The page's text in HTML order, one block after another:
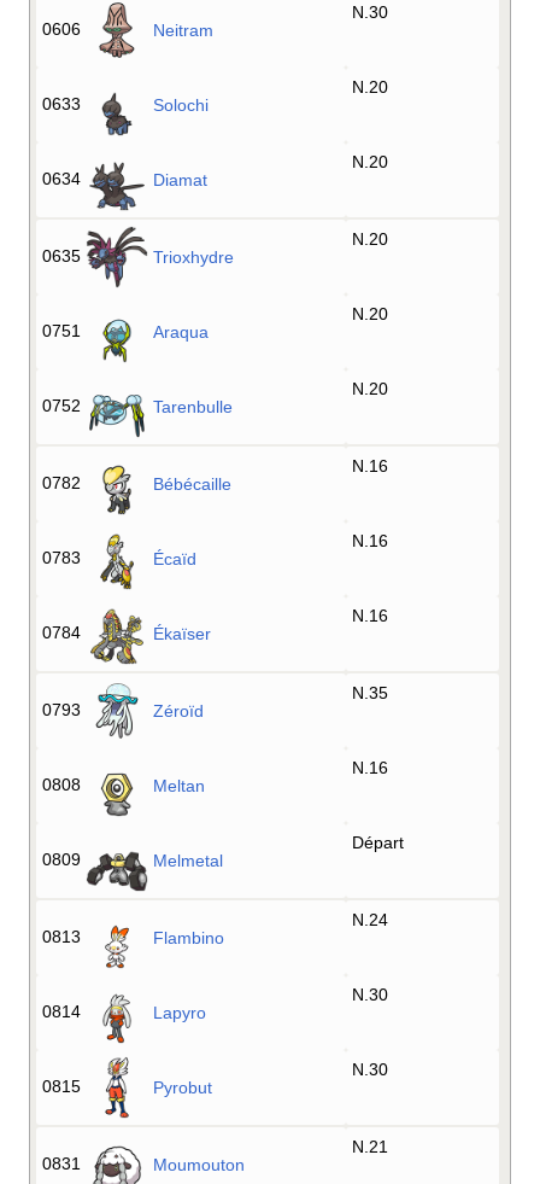
0606 Neitram
N.30
0633 Solochi
N.20
0634 Diamat
N.20
0635 Trioxhydre
N.20
0751 Araqua
N.20
0752 Tarenbulle
N.20
0782 Bébécaille
N.16
0783 Écaïd
N.16
0784 Ékaïser
N.16
0793 Zéroïd
N.35
0808 Meltan
N.16
0809 Melmetal
Départ
0813 Flambino
N.24
0814 Lapyro
N.30
0815 Pyrobut
N.30
0831 Moumouton
N.21